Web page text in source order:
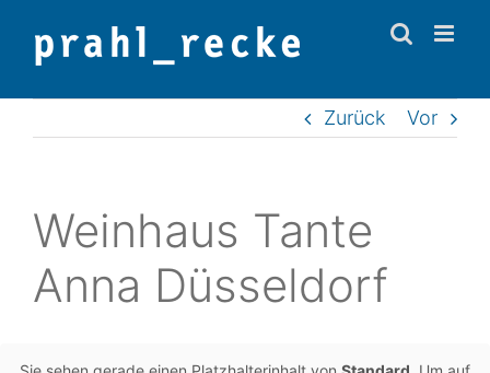
Inhalt
Zurück
Vor
Wein­haus Tante
Anna Düsseldorf